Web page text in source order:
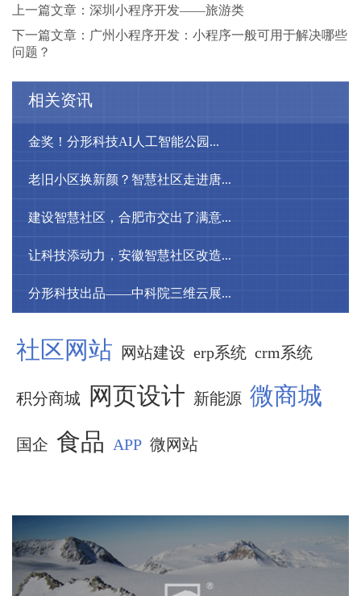
上一篇文章：深圳小程序开发——旅游类
下一篇文章：广州小程序开发：小程序一般可用于解决哪些
问题？
相关资讯
金奖！分形科技AI人工智能公园...
老旧小区换新颜？智慧社区走进唐...
建设智慧社区，合肥市交出了满意...
让科技添动力，安徽智慧社区改造...
分形科技出品——中科院三维云展...
社区网站 网站建设 erp系统 crm系统
积分商城 网页设计 新能源 微商城
国企 食品 APP 微网站